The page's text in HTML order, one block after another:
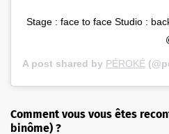
Stage : face to face Studio :
A post shared by PÉROKÉ
Comment vous vous êtes
binôme) ?